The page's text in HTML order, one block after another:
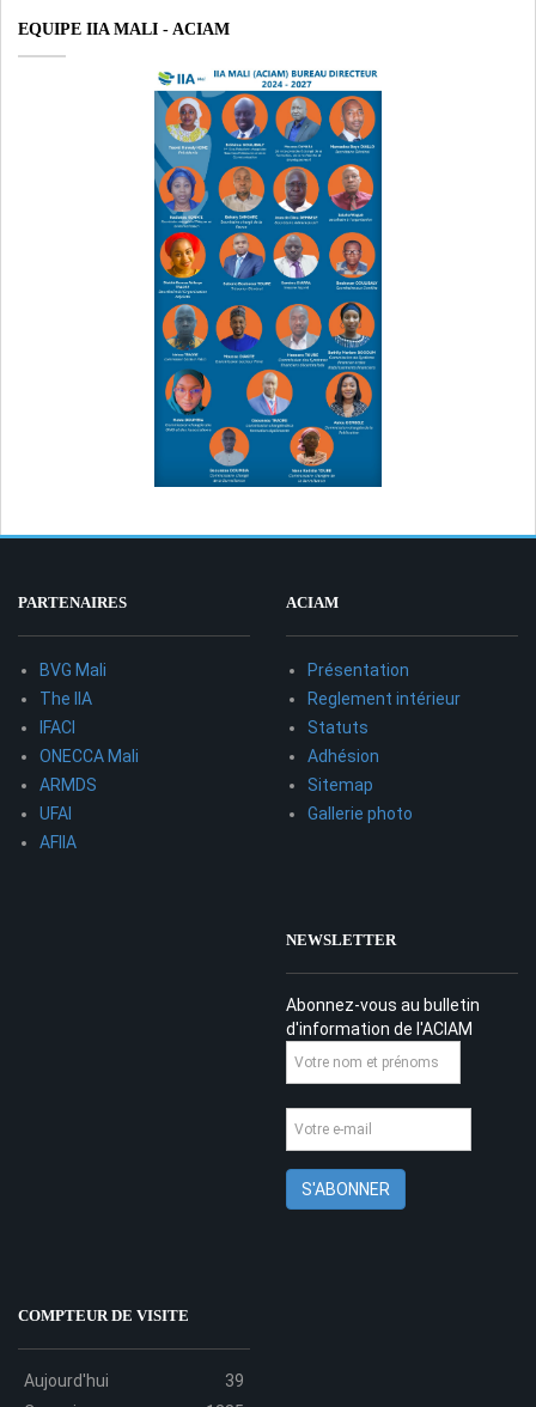
EQUIPE IIA MALI - ACIAM
PARTENAIRES
BVG Mali
The IIA
IFACI
ONECCA Mali
ARMDS
UFAI
AFIIA
ACIAM
Présentation
Reglement intérieur
Statuts
Adhésion
Sitemap
Gallerie photo
NEWSLETTER
Abonnez-vous au bulletin
d'information de l'ACIAM
COMPTEUR DE VISITE
Aujourd'hui
39